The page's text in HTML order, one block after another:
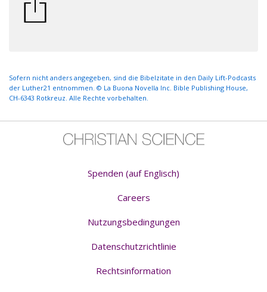
Sofern nicht anders angegeben, sind die Bibelzitate in den Daily Lift-Podcasts
der Luther21 entnommen. © La Buona Novella Inc. Bible Publishing House,
CH-6343 Rotkreuz. Alle Rechte vorbehalten.
Spenden (auf Englisch)
Careers
Nutzungsbedingungen
Datenschutzrichtlinie
Rechtsinformation